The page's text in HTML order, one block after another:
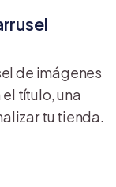
de imágenes
título, una
tu tienda.